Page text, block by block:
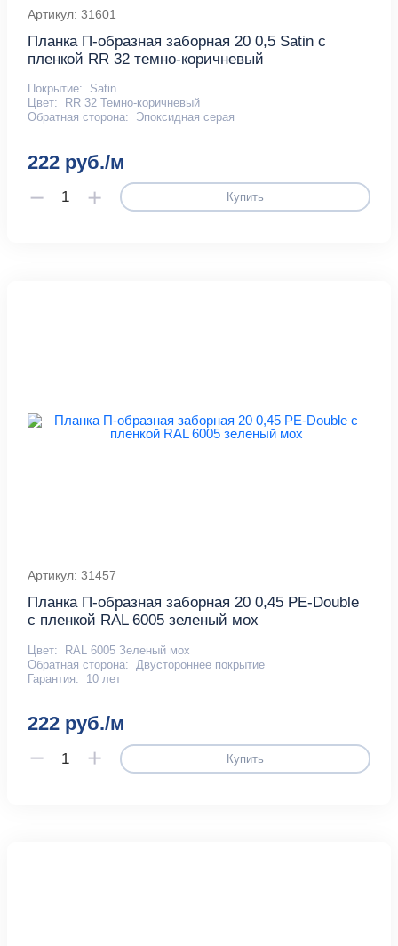
Артикул: 31601
Планка П-образная заборная 20 0,5 Satin с
пленкой RR 32 темно-коричневый
Покрытие:
Satin
Цвет:
RR 32 Темно-коричневый
Обратная сторона:
Эпоксидная серая
222 руб./м
Купить
Артикул: 31457
Планка П-образная заборная 20 0,45 PE-Double
с пленкой RAL 6005 зеленый мох
Цвет:
RAL 6005 Зеленый мох
Обратная сторона:
Двустороннее покрытие
Гарантия:
10 лет
222 руб./м
Купить